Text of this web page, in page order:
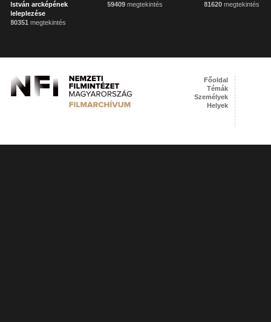
István arcképének
leleplezése
80351 megtekintés
59409 megtekintés
81620 megtekintés
Főoldal
Témák
Személyek
Helyek